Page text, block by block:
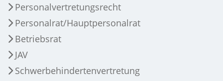
Personalvertretungsrecht
Personalrat/Hauptpersonalrat
Betriebsrat
JAV
Schwerbehindertenvertretung